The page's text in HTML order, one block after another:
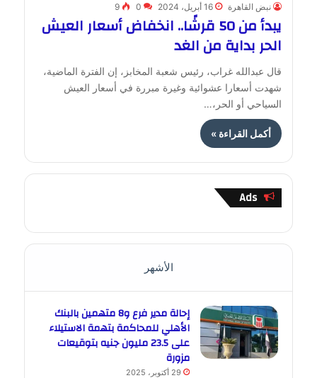
نبض القاهرة 16 أبريل، 2024 0
9
يبدأ من 50 قرشًا.. انخفاض أسعار العيش
الحر بداية من الغد
قال عبدالله غراب، رئيس شعبة المخابز، إن الفترة الماضية،
شهدت أسعارا عشوائية وغيرة مبررة في أسعار العيش
السياحي أو الحر،…
أكمل القراءة »
Ads
الأشهر
إحالة مدير فرع و8 متهمين بالبنك
الأهلي للمحاكمة بتهمة الاستيلاء
على 23.5 مليون جنيه بتوقيعات
مزورة
29 أكتوبر، 2025